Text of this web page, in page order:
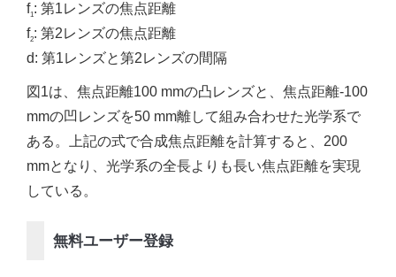
f1: 第1レンズの焦点距離
f2: 第2レンズの焦点距離
d: 第1レンズと第2レンズの間隔
図1は、焦点距離100 mmの凸レンズと、焦点距離-100
mmの凹レンズを50 mm離して組み合わせた光学系で
ある。上記の式で合成焦点距離を計算すると、200
mmとなり、光学系の全長よりも長い焦点距離を実現
している。
無料ユーザー登録